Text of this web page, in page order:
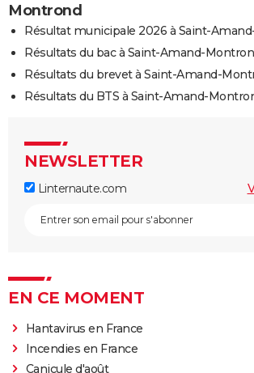
Montrond
Résultat municipale 2026 à Saint-
Résultats du bac à Saint-Amand-
Résultats du brevet à Saint-Amand-
Résultats du BTS à Saint-Amand-
NEWSLETTER
Linternaute.com
EN CE MOMENT
Hantavirus en France
Incendies en France
Canicule d'août